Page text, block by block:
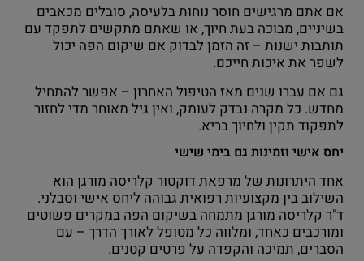
אם אתם מרגישים חוסר נוחות בלעיסה, סובלים מכאבים
בשיניים, מבוכה בעת חיוך, או שאתם מתקשים לתפקד עם
תותבות ישנות – זה הזמן לבדוק אם שיקום הפה יכול
לשפר את איכות חייכם.
גם אם עברו שנים מאז הטיפול האחרון – אפשר להתחיל
מחדש. כל מקרה נבדק לעומק, ואין גיל מאוחר מדי לחזור
לתפקוד תקין ולחיוך בריא.
יחס אישי וזמינות גם בימי שישי
אחד היתרונות של מרפאת דוקטור קלריסה מורגן הוא
השילוב בין מקצועיות רפואית גבוהה ליחס אישי וסבלני.
ד"ר קלריסה מורגן מתמחה בשיקום הפה במקרים פשוטים
ומורכבים כאחד, ומלווה כל מטופל לאורך הדרך – עם
הסברים, תמיכה והקפדה על פרטים קטנים.